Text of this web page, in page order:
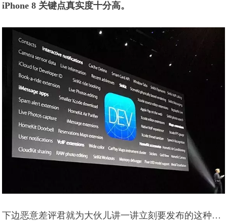
iPhone 8 关键点真实度十分高。
下边恶意差评君就为大伙儿讲一讲立刻要发布的这种…